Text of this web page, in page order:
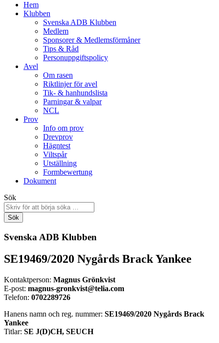
Hem
Klubben
Svenska ADB Klubben
Medlem
Sponsorer & Medlemsförmåner
Tips & Råd
Personuppgiftspolicy
Avel
Om rasen
Riktlinjer för avel
Tik- & hanhundslista
Parningar & valpar
NCL
Prov
Info om prov
Drevprov
Hägntest
Viltspår
Utställning
Formbewertung
Dokument
Sök
Sök
Svenska ADB Klubben
SE19469/2020 Nygårds Brack Yankee
Kontaktperson: Magnus Grönkvist
E-post: magnus-gronkvist@telia.com
Telefon: 0702289726
Hanens namn och reg. nummer: SE19469/2020 Nygårds Brack
Yankee
Titlar: SE J(D)CH, SEUCH